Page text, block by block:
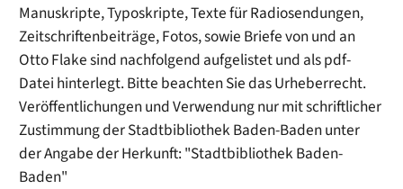
Manuskripte, Typoskripte, Texte für Radiosendungen,
Zeitschriftenbeiträge, Fotos, sowie Briefe von und an
Otto Flake sind nachfolgend aufgelistet und als pdf-
Datei hinterlegt. Bitte beachten Sie das Urheberrecht.
Veröffentlichungen und Verwendung nur mit schriftlicher
Zustimmung der Stadtbibliothek Baden-Baden unter
der Angabe der Herkunft: "Stadtbibliothek Baden-
Baden"